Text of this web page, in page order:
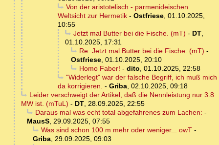
Von der aristotelisch - parmenideischen
Weltsicht zur Hermetik - Ostfriese, 01.10.2025,
10:55
Jetzt mal Butter bei die Fische. (mT) - DT,
01.10.2025, 17:31
Re: Jetzt mal Butter bei die Fische. (mT) -
Ostfriese, 01.10.2025, 20:10
Homo Faber! - dito, 01.10.2025, 22:58
"Widerlegt" war der falsche Begriff, ich muß mich
da korrigieren. - Griba, 02.10.2025, 09:18
Leider verschweigt der Artikel, daß die Nennleistung nur 3.8
MW ist. (mTuL) - DT, 28.09.2025, 22:55
Daraus mal was echt total abgefahrenes zum Lachen: -
MausS, 29.09.2025, 07:55
Was sind schon 100 m mehr oder weniger... owT-
Griba, 29.09.2025, 09:03